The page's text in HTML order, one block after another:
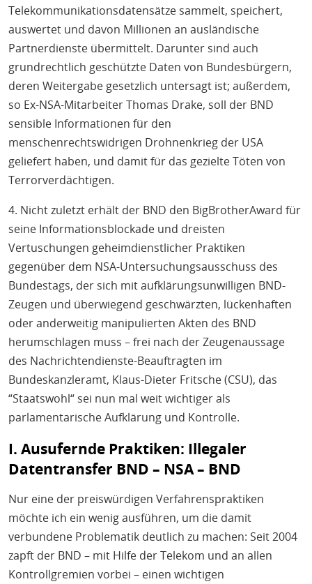
Telekommunikationsdatensätze sammelt, speichert,
auswertet und davon Millionen an ausländische
Partnerdienste übermittelt. Darunter sind auch
grundrechtlich geschützte Daten von Bundesbürgern,
deren Weitergabe gesetzlich untersagt ist; außerdem,
so Ex-NSA-Mitarbeiter Thomas Drake, soll der BND
sensible Informationen für den
menschenrechtswidrigen Drohnenkrieg der USA
geliefert haben, und damit für das gezielte Töten von
Terrorverdächtigen.
4. Nicht zuletzt erhält der BND den BigBrotherAward für
seine Informationsblockade und dreisten
Vertuschungen geheimdienstlicher Praktiken
gegenüber dem NSA-Untersuchungsausschuss des
Bundestags, der sich mit aufklärungsunwilligen BND-
Zeugen und überwiegend geschwärzten, lückenhaften
oder anderweitig manipulierten Akten des BND
herumschlagen muss – frei nach der Zeugenaussage
des Nachrichtendienste-Beauftragten im
Bundeskanzleramt, Klaus-Dieter Fritsche (CSU), das
“Staatswohl“ sei nun mal weit wichtiger als
parlamentarische Aufklärung und Kontrolle.
I. Ausufernde Praktiken: Illegaler
Datentransfer BND – NSA – BND
Nur eine der preiswürdigen Verfahrenspraktiken
möchte ich ein wenig ausführen, um die damit
verbundene Problematik deutlich zu machen: Seit 2004
zapft der BND – mit Hilfe der Telekom und an allen
Kontrollgremien vorbei – einen wichtigen